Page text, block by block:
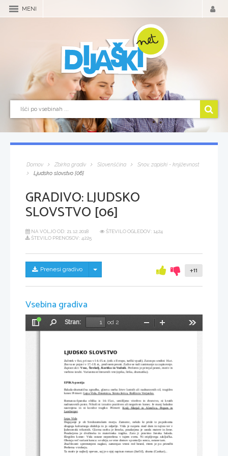
MENI
Domov Zbirka gradiv Slovenščina
Snov, zapiski - književnost
Ljudsko slovstvo [06]
GRADIVO:LJUDSKO
SLOVSTVO [06]
NA VOLJO OD: 21.12.2018
ŠTEVILO OGLEDOV: 1424
ŠTEVILO PRENOSOV: 4225
Prenesi gradivo Skrij/prikaži meni +11
Vsebina gradiva
Preklopi
Stran:
od 2
Pomanjšaj
LJUDSKO SLOVSTVO
Začetek v 8.st, pri nas v 14.-15.st. (stik z Evropo, turški vpadi). Zaton po sredini 16.st.
Znova se pojavi v 17.-18. st., predvsem pesmi. Začne se tudi zanimanje za zapisovnje.
Zapisovalci: Vraz, Štrekelj, Koritko in Vodnik . Prešeren je prirejal pesmi, motiv in
vsebino izrabi. Variantnost literarnih vrst (epika, lirika, dramatika).
EPIKA-poezija
Balada-dramatična zgradba, glavna oseba žrtev lastnih ali nadnaravnih sil, tragičen
konec Primeri: Lepa Vida, Desetnica, Sirota Jerica, Rošlin in Verjanko.
Romanca-španska oblika iz 14.-15.st., umišljeno viteštvo in dvorstvo, ni krutih
nadnaravnih potez. Nikoli ni izrazito pozitiven ali negativen konec. Je manj baladno
nastrojena in ni končne tragike. Primeri: Kralj Matjaž in Alenčica, Pegam in
Lamberger.
Lepa Vida
Dogajanje je ob Sredozemskem morju. Zamorec, nekdo ki pride iz popolnoma
drugega kulturnega obdobja in jo odpelje. Vida je razpeta med dom in tujino ter v
ljubezenski trikotnik. Glavna oseba je ženska, poudarjena je usoda matere in žene.
Poudarjena je družinska in materinska tragika. Zato ji pravimo ženska balada.
Elegičen konec: Vida ostane nepotešena v tujem svetu. Ni otipljivega zaključka.
Obstaja več variant konca: se ubije, se vrne domov s pomočjo sonca, ostane tam.
Značilnosti: spremenjeni naglasi, zamenjan vrstni red besed, ritem je po priredbi
Prešerna v troheju.
Ta motiv je najbolj opevan, saj je o njej napisan roman (Jurčič), drama (Cankar)...